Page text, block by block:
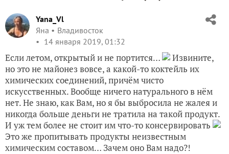
Yana_Vl
Яна
Владивосток
14 января 2019, 01:32
Если летом, открытый и не портится…
Извините,
но это не майонез вовсе, а какой-то коктейль их
химических соединений, причём чисто
искусственных. Вообще ничего натурального в нём
нет. Не знаю, как Вам, но я бы выбросила не жалея и
никогда больше деньги не тратила на такой продукт.
И уж тем более не стоит им что-то консервировать
Это же пропитывать продукты неизвестным
химическим составом… Зачем оно Вам надо?!